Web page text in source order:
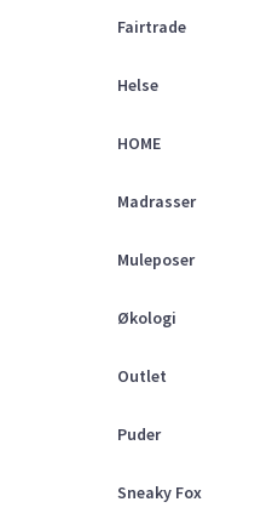
Fairtrade
Helse
HOME
Madrasser
Muleposer
Økologi
Outlet
Puder
Sneaky Fox